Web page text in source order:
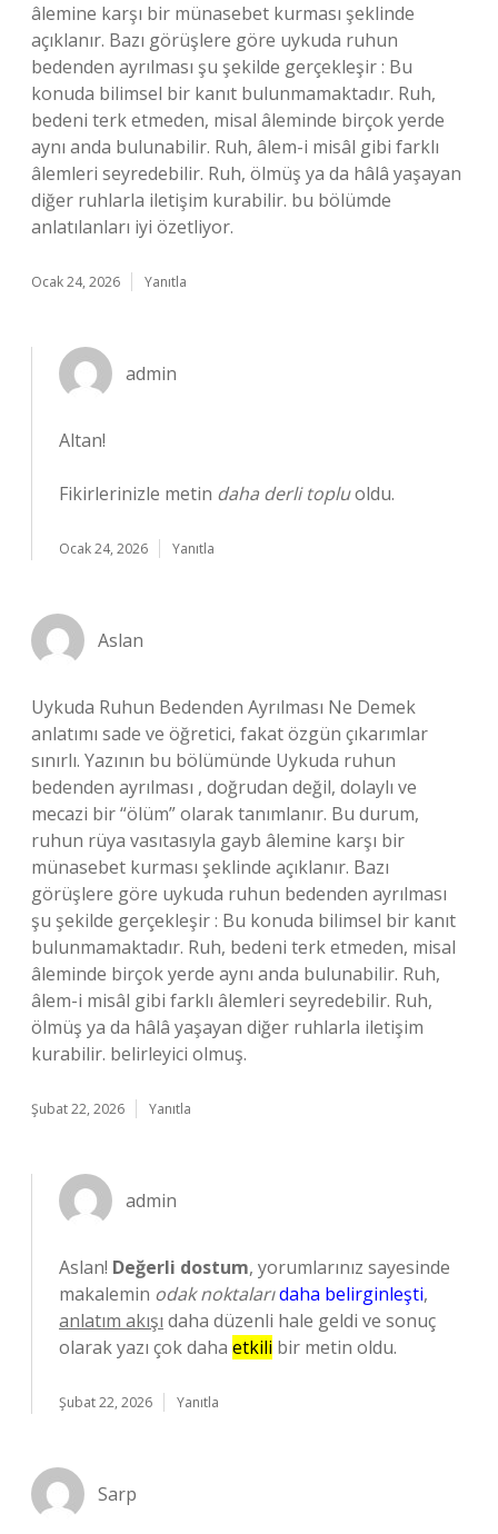
âlemine karşı bir münasebet kurması şeklinde
açıklanır. Bazı görüşlere göre uykuda ruhun
bedenden ayrılması şu şekilde gerçekleşir : Bu
konuda bilimsel bir kanıt bulunmamaktadır. Ruh,
bedeni terk etmeden, misal âleminde birçok yerde
aynı anda bulunabilir. Ruh, âlem-i misâl gibi farklı
âlemleri seyredebilir. Ruh, ölmüş ya da hâlâ yaşayan
diğer ruhlarla iletişim kurabilir. bu bölümde
anlatılanları iyi özetliyor.
Ocak 24, 2026 Yanıtla
admin
Altan!
Fikirlerinizle metin daha derli topluoldu.
Ocak 24, 2026 Yanıtla
Aslan
Uykuda Ruhun Bedenden Ayrılması Ne Demek
anlatımı sade ve öğretici, fakat özgün çıkarımlar
sınırlı. Yazının bu bölümünde Uykuda ruhun
bedenden ayrılması , doğrudan değil, dolaylı ve
mecazi bir “ölüm” olarak tanımlanır. Bu durum,
ruhun rüya vasıtasıyla gayb âlemine karşı bir
münasebet kurması şeklinde açıklanır. Bazı
görüşlere göre uykuda ruhun bedenden ayrılması
şu şekilde gerçekleşir : Bu konuda bilimsel bir kanıt
bulunmamaktadır. Ruh, bedeni terk etmeden, misal
âleminde birçok yerde aynı anda bulunabilir. Ruh,
âlem-i misâl gibi farklı âlemleri seyredebilir. Ruh,
ölmüş ya da hâlâ yaşayan diğer ruhlarla iletişim
kurabilir. belirleyici olmuş.
Şubat 22, 2026 Yanıtla
admin
Aslan! Değerli dostum, yorumlarınız sayesinde
makalemin odak noktalarıdaha belirginleşti,
anlatım akışı daha düzenli hale geldi ve sonuç
olarak yazı çok daha etkili bir metin oldu.
Şubat 22, 2026 Yanıtla
Sarp